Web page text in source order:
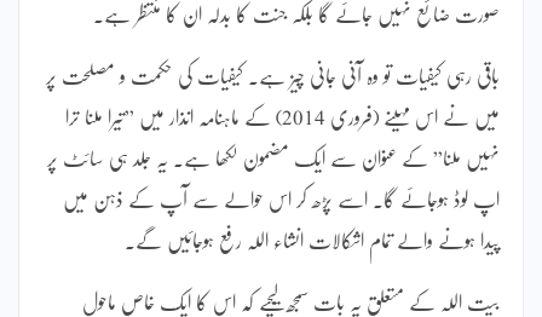
صورت ضائع نہیں جائے گا بلکہ جنت کا بدلہ ان کا منتظر ہے۔
باقی رہی کیفیات تو وہ آنی جانی چیز ہے۔ کیفیات کی حکمت و مصلحت پر
میں نے اس مہینے (فروری 2014) کے ماہنامہ انذار میں ”تیرا ملنا ترا
نہیں ملنا” کے عنوان سے ایک مضمون لکھا ہے۔ یہ جلد ہی سائٹ پر
اپ لوڈ ہوجائے گا۔ اسے پڑھ کر اس حوالے سے آپ کے ذہن میں
پیدا ہونے والے تمام اشکالات انشاء اللہ رفع ہوجائیں گے۔
بیت اللہ کے متعلق یہ بات سمجھ لیجیے کہ اس کا ایک خاص ماحول